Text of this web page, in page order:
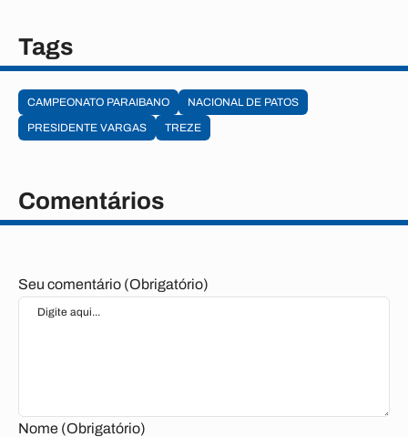
Tags
CAMPEONATO PARAIBANO
NACIONAL DE PATOS
PRESIDENTE VARGAS
TREZE
Comentários
Seu comentário (Obrigatório)
Nome (Obrigatório)